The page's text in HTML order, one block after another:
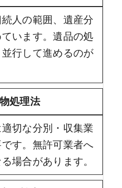
人の範囲、遺産分
います。遺品の処
行して進めるのが
処理法
切な分別・収集業
す。無許可業者へ
場合があります。